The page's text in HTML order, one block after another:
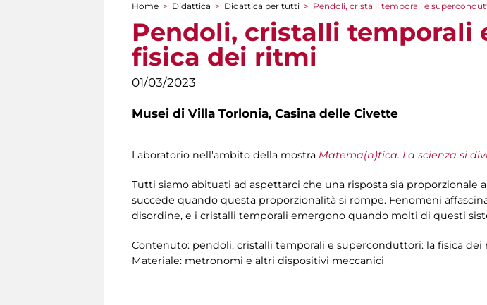
Tu sei qui
Home > Didattica > Didattica per tutti > Pendoli, cristalli temporali e
Pendoli, cristalli temporali
fisica dei ritmi
01/03/2023
Musei di Villa Torlonia, Casina delle Civette
Laboratorio nell'ambito della mostra Matema(n)tica. La scienza si
Tutti siamo abituati ad aspettarci che una risposta sia
succede quando questa proporzionalità si rompe. Fenomeni
disordine, e i cristalli temporali emergono quando molti di questi
Contenuto: pendoli, cristalli temporali e superconduttori: la fisica dei
Materiale: metronomi e altri dispositivi meccanici